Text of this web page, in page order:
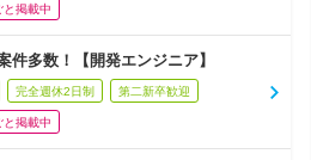
と掲載中
件多数！【開発エンジニア】
完全週休2日制 第二新卒歓迎
と掲載中